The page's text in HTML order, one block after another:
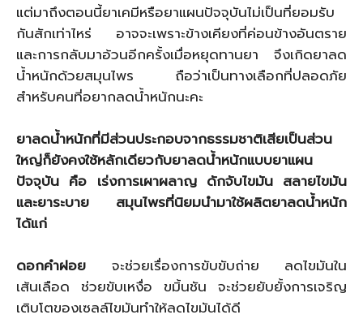
แต่มาถึงตอนนี้ยาเคมีหรือยาแผนปัจจุบันไม่เป็นที่ยอมรับ
กันสักเท่าไหร่ อาจจะเพราะข้างเคียงที่ค่อนข้างอันตราย
และการกลับมาอ้วนอีกครั้งเมื่อหยุดทานยา จึงเกิดยาลด
น้ำหนักด้วยสมุนไพร ถือว่าเป็นทางเลือกที่ปลอดภัย
สำหรับคนที่อยากลดน้ำหนักนะคะ
ยาลดน้ำหนักที่มีส่วนประกอบจากธรรมชาติเสียเป็นส่วน
ใหญ่ก็ยังคงใช้หลักเดียวกับยาลดน้ำหนักแบบยาแผน
ปัจจุบัน คือ เร่งการเผาผลาญ ดักจับไขมัน สลายไขมัน
และยาระบาย สมุนไพรที่นิยมนำมาใช้ผลิตยาลดน้ำหนัก
ได้แก่
ดอกคำฝอย จะช่วยเรื่องการขับขับถ่าย ลดไขมันใน
เส้นเลือด ช่วยขับเหงื่อ ขมิ้นชัน จะช่วยยับยั้งการเจริญ
เติบโตของเซลล์ไขมันทำให้ลดไขมันได้ดี